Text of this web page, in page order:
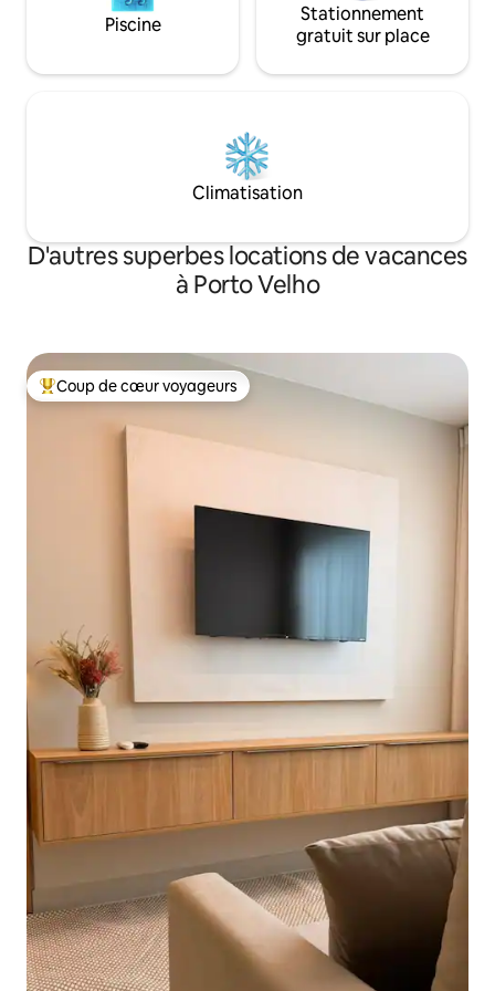
Piscine
Stationnement
gratuit sur place
Climatisation
D'autres superbes locations de vacances
à Porto Velho
Coup de cœur voyageurs parmi les plus aimés
Coup de cœur voyageurs